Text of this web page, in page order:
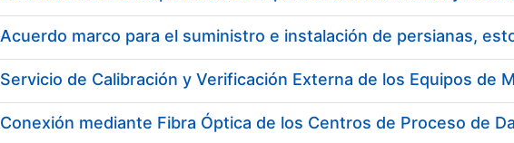
Acuerdo marco para el suministro e instalación de persianas,